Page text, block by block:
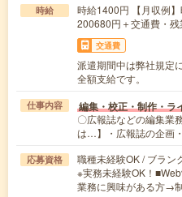
時給
時給1400円 【月収例
200680円＋交通費・残
交通費
派遣期間中は弊社規定
全額支給です。
仕事内容 編集・校正・制作・ラ
〇広報誌などの編集業
は…】・広報誌の企画
応募資格
職種未経験OK / ブラン
※実務未経験OK！
業務に興味がある方→